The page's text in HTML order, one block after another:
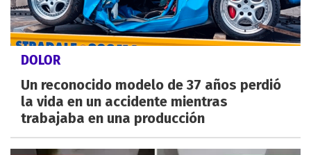
DOLOR
Un reconocido modelo de 37 años perdió
la vida en un accidente mientras
trabajaba en una producción